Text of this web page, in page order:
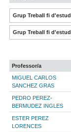
Grup Treball fi
Grup Treball fi
Professor/a
MIGUEL CARLOS
SANCHEZ GRAS
PEDRO PEREZ-
BERMUDEZ INGLES
ESTER PEREZ
LORENCES